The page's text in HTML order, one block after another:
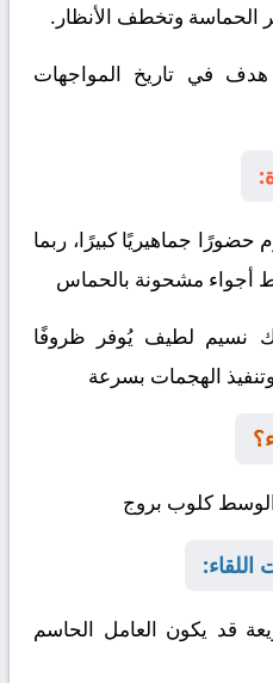
الحماسة وتخطف الأنظار.
في تاريخ المواجهات
جماهيريًا كبيرًا، ربما
أجواء مشحونة بالحماس
نسيم لطيف يُوفر ظروفًا
وتنفيذ الهجمات بسرعة
كلوب بروج
قد يكون العامل الحاسم